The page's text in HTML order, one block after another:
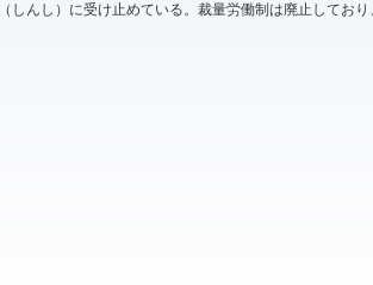
しんし）に受け止めている。裁量労働制は廃止してお